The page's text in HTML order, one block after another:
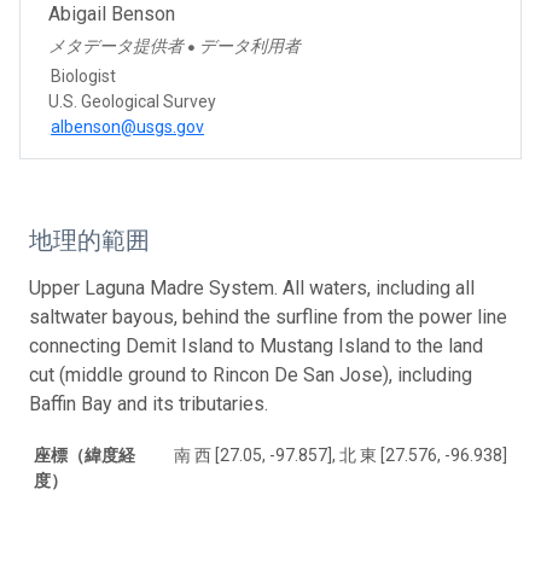
Abigail Benson
メタデータ提供者 ● データ利用者
Biologist
U.S. Geological Survey
albenson@usgs.gov
地理的範囲
Upper Laguna Madre System. All waters, including all
saltwater bayous, behind the surfline from the power line
connecting Demit Island to Mustang Island to the land
cut (middle ground to Rincon De San Jose), including
Baffin Bay and its tributaries.
座標（緯度経
度）
南 西 [27.05, -97.857], 北 東 [27.576, -96.938]